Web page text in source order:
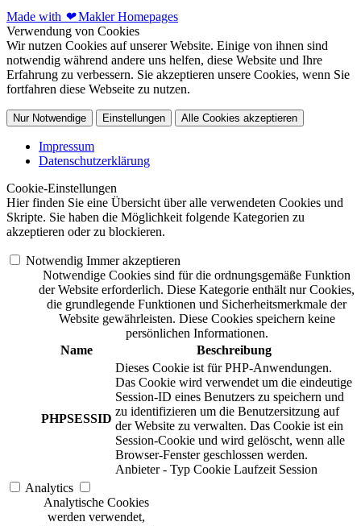
Made with ❤Makler Homepages
Verwendung von Cookies
Wir nutzen Cookies auf unserer Website. Einige von ihnen sind
notwendig während andere uns helfen, diese Website und Ihre
Erfahrung zu verbessern. Sie akzeptieren unsere Cookies, wenn Sie
fortfahren diese Webseite zu nutzen.
Nur Notwendige Einstellungen Alle Cookies akzeptieren
Impressum
Datenschutzerklärung
Cookie-Einstellungen
Hier finden Sie eine Übersicht über alle verwendeten Cookies und
Skripte. Sie haben die Möglichkeit folgende Kategorien zu
akzeptieren oder zu blockieren.
Notwendig Immer akzeptieren
Notwendige Cookies sind für die ordnungsgemäße Funktion
der Website erforderlich. Diese Kategorie enthält nur Cookies,
die grundlegende Funktionen und Sicherheitsmerkmale der
Website gewährleisten. Diese Cookies speichern keine
persönlichen Informationen.
Name
Beschreibung
PHPSESSID
Dieses Cookie ist für PHP-Anwendungen.
Das Cookie wird verwendet um die eindeutige
Session-ID eines Benutzers zu speichern und
zu identifizieren um die Benutzersitzung auf
der Website zu verwalten. Das Cookie ist ein
Session-Cookie und wird gelöscht, wenn alle
Browser-Fenster geschlossen werden.
Anbieter - Typ Cookie Laufzeit Session
Analytics
Analytische Cookies
werden verwendet,